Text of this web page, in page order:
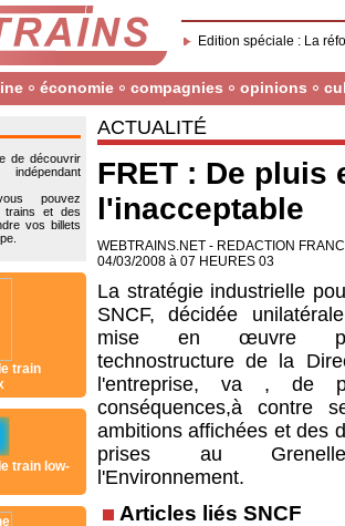
Edition spéciale : La
économie compagnies opinions
de découvrir
pouvez
trains et des
vos billets
train
train low-
ACTUALITÉ
FRET : De pluis
l'inacceptable
WEBTRAINS.NET - REDACTION
04/03/2008 à 07 HEURES 03
La stratégie industrielle
SNCF, décidée
mise en œuvre
technostructure de la
l'entreprise, va , de
conséquences,à contre
ambitions affichées et des
prises au
l'Environnement.
Articles liés SNCF